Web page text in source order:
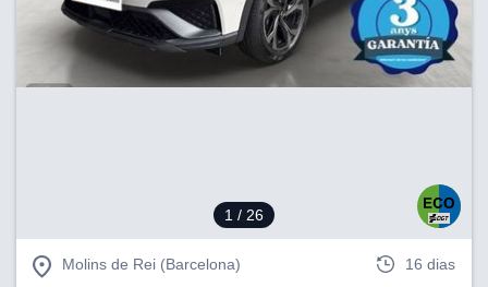
1 / 26
Molins de Rei (Barcelona) 16 dias